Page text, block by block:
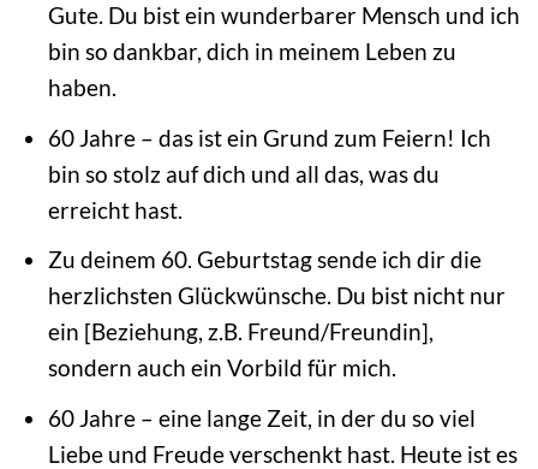
Gute. Du bist ein wunderbarer Mensch und ich
bin so dankbar, dich in meinem Leben zu
haben.
60 Jahre – das ist ein Grund zum Feiern! Ich
bin so stolz auf dich und all das, was du
erreicht hast.
Zu deinem 60. Geburtstag sende ich dir die
herzlichsten Glückwünsche. Du bist nicht nur
ein [Beziehung, z.B. Freund/Freundin],
sondern auch ein Vorbild für mich.
60 Jahre – eine lange Zeit, in der du so viel
Liebe und Freude verschenkt hast. Heute ist es